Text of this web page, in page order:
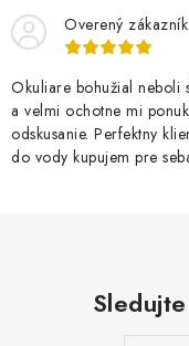
Overený zákazník
Okuliare bohužial neboli
a velmi ochotne mi
odskusanie. Perfektny
do vody kupujem pre